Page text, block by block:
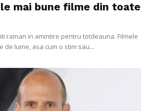
mai bune filme din toate
raman in amintire pentru totdeauna. Filmele
de lume, asa cum o stim sau...